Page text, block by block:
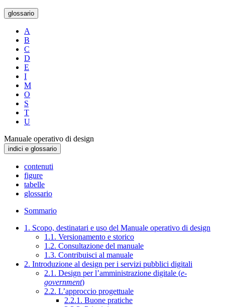
glossario
A
B
C
D
E
I
M
O
S
T
U
Manuale operativo di design
indici e glossario
contenuti
figure
tabelle
glossario
Sommario
1. Scopo, destinatari e uso del Manuale operativo di design
1.1. Versionamento e storico
1.2. Consultazione del manuale
1.3. Contribuisci al manuale
2. Introduzione al design per i servizi pubblici digitali
2.1. Design per l’amministrazione digitale (e-
government)
2.2. L’approccio progettuale
2.2.1. Buone pratiche